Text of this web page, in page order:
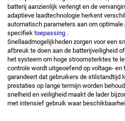
batterij aanzienlijk verlengt en de
adaptieve laadtechnologie herkent
automatisch parameters aan om
specifiek toepassing .
Snellaadmogelijkheden zorgen voor een
afbreuk te doen aan de batterijveiligheid
het systeem om hoge stroomsterktes te
controle wordt uitgeoefend op voltage- en
garandeert dat gebruikers de stilstandtijd
prestaties op lange termijn worden
snelheid en veiligheid maakt de lader
met intensief gebruik waar